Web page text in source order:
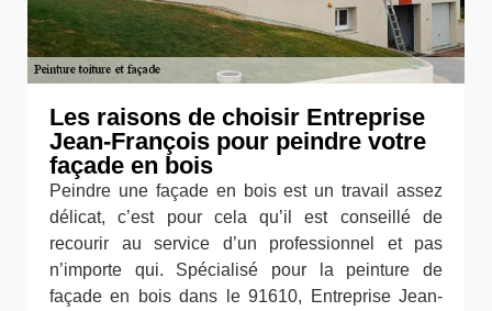
Les raisons de choisir Entreprise
Jean-François pour peindre votre
façade en bois
Peindre une façade en bois est un travail assez
délicat, c’est pour cela qu’il est conseillé de
recourir au service d’un professionnel et pas
n’importe qui. Spécialisé pour la peinture de
façade en bois dans le 91610, Entreprise Jean-